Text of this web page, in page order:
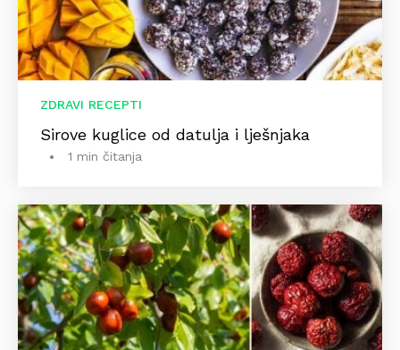
ZDRAVI RECEPTI
Sirove kuglice od datulja i lješnjaka
1 min čitanja